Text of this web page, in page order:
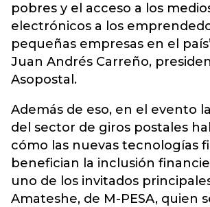
pobres y el acceso a los
electrónicos a los
pequeñas empresas en el
Juan Andrés Carreño,
Asopostal.
Además de eso, en el evento
del sector de giros postales
cómo las nuevas tecnologías
benefician la inclusión
uno de los invitados
Amateshe, de M-PESA, quien